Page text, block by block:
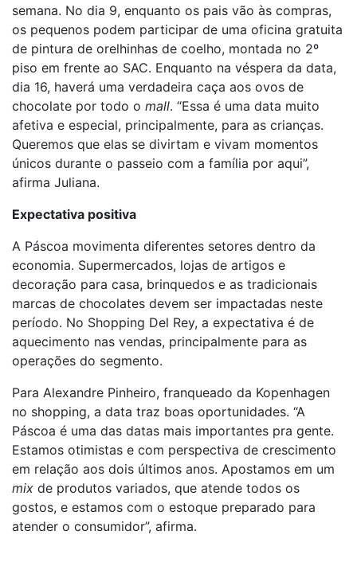
semana. No dia 9, enquanto os pais vão às compras,
os pequenos podem participar de uma oficina gratuita
de pintura de orelhinhas de coelho, montada no 2º
piso em frente ao SAC. Enquanto na véspera da data,
dia 16, haverá uma verdadeira caça aos ovos de
chocolate por todo o mall. “Essa é uma data muito
afetiva e especial, principalmente, para as crianças.
Queremos que elas se divirtam e vivam momentos
únicos durante o passeio com a família por aqui”,
afirma Juliana.
Expectativa positiva
A Páscoa movimenta diferentes setores dentro da
economia. Supermercados, lojas de artigos e
decoração para casa, brinquedos e as tradicionais
marcas de chocolates devem ser impactadas neste
período. No Shopping Del Rey, a expectativa é de
aquecimento nas vendas, principalmente para as
operações do segmento.
Para Alexandre Pinheiro, franqueado da Kopenhagen
no shopping, a data traz boas oportunidades. “A
Páscoa é uma das datas mais importantes pra gente.
Estamos otimistas e com perspectiva de crescimento
em relação aos dois últimos anos. Apostamos em um
mix de produtos variados, que atende todos os
gostos, e estamos com o estoque preparado para
atender o consumidor”, afirma.